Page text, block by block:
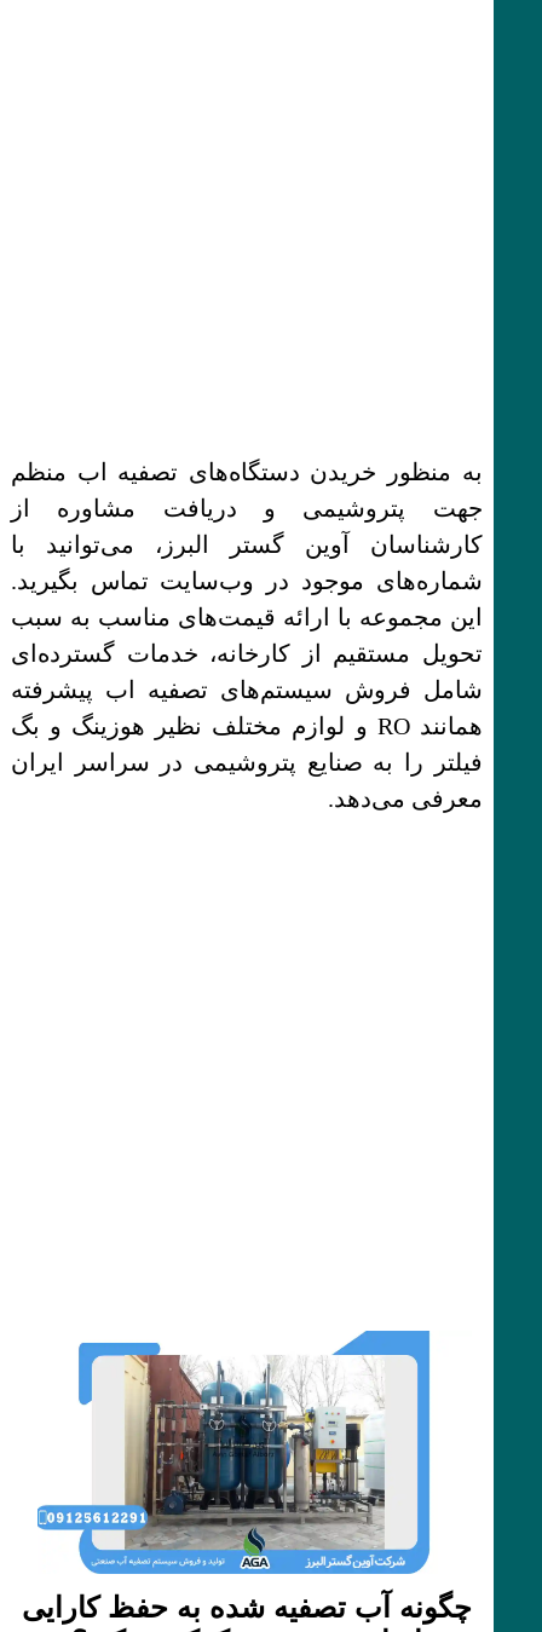
به منظور خریدن دستگاه‌های تصفیه اب منظم
جهت پتروشیمی و دریافت مشاوره از
کارشناسان آوین گستر البرز، می‌توانید با
شماره‌های موجود در وب‌سایت تماس بگیرید.
این مجموعه با ارائه قیمت‌های مناسب به سبب
تحویل مستقیم از کارخانه، خدمات گسترده‌ای
شامل فروش سیستم‌های تصفیه اب پیشرفته
همانند RO و لوازم مختلف نظیر هوزینگ و بگ
فیلتر را به صنایع پتروشیمی در سراسر ایران
معرفی می‌دهد.
چگونه آب تصفیه شده به حفظ کارایی